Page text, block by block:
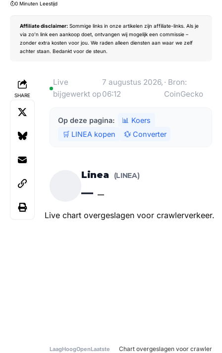
0 Minuten Leestijd
Affiliate disclaimer: Sommige links in onze artikelen zijn affiliate-links. Als je
via zo’n link een aankoop doet, ontvangen wij mogelijk een commissie –
zonder extra kosten voor jou. We raden alleen diensten aan waar we zelf
achter staan. Bedankt voor de steun.
SHARE
Live
bijgewerkt op
7 augustus 2026,
06:12
· Bron:
CoinGecko
Op deze pagina:
📊 Koers
🛒 LINEA kopen
💱 Converter
Linea (LINEA)
— —
Live chart overgeslagen voor crawlerverkeer.
LaagHoogOpenLaatste
Chart overgeslagen voor crawler